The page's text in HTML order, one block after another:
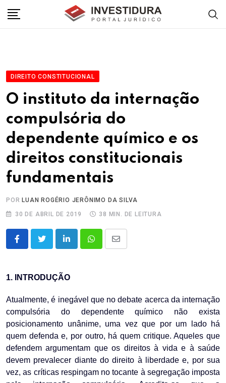
DIREITO CONSTITUCIONAL
O instituto da internação
compulsória do
dependente químico e os
direitos constitucionais
fundamentais
POR LUAN ROGÉRIO JERÔNIMO DA SILVA
30 DE ABRIL DE 2019
38 MIN. DE LEITURA
LinkedInWhatsappShare
1. INTRODUÇÃO
Atualmente, é inegável que no debate acerca da internação
compulsória do dependente químico não exista
posicionamento unânime, uma vez que por um lado há
quem defenda e, por outro, há quem critique. Aqueles que
defendem argumentam que os direitos à vida e à saúde
devem prevalecer diante do direito à liberdade e, por sua
vez, as críticas respingam no tocante à segregação imposta